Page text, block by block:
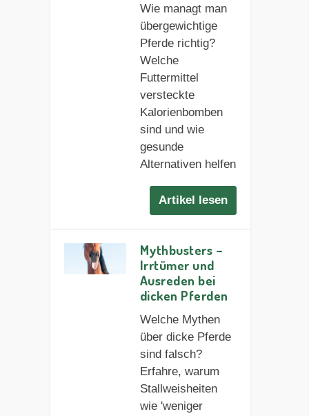
Wie managt man
übergewichtige
Pferde richtig?
Welche
Futtermittel
versteckte
Kalorienbomben
sind und wie
gesunde
Alternativen helfen
Artikel lesen
Mythbusters –
Irrtümer und
Ausreden bei
dicken Pferden
Welche Mythen
über dicke Pferde
sind falsch?
Erfahre, warum
Stallweisheiten
wie 'weniger